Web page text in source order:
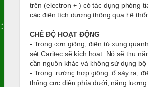
trên (electron + ) có tác dụng phóng
các điện tích dương thông qua hệ
CHẾ ĐỘ HOẠT ĐỘNG
- Trong cơn giông, điện từ xung
sét Caritec sẽ kích hoạt. Nó sẽ thu
cần nguồn khác và không sử dụng bộ
- Trong trường hợp giông tố sảy ra,
thống cực điện phía dưới, năng